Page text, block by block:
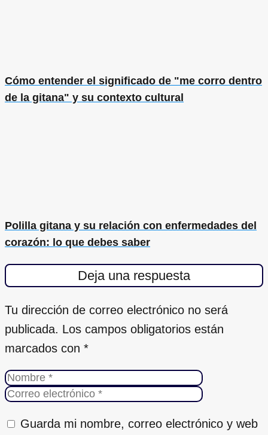
Cómo entender el significado de "me corro dentro
de la gitana" y su contexto cultural
Polilla gitana y su relación con enfermedades del
corazón: lo que debes saber
Deja una respuesta
Tu dirección de correo electrónico no será
publicada. Los campos obligatorios están
marcados con *
Guarda mi nombre, correo electrónico y web